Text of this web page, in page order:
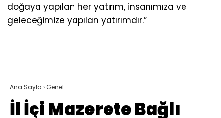
doğaya yapılan her yatırım, insanımıza ve
geleceğimize yapılan yatırımdır.”
Ana Sayfa ›Genel
İl İçi Mazerete Bağlı